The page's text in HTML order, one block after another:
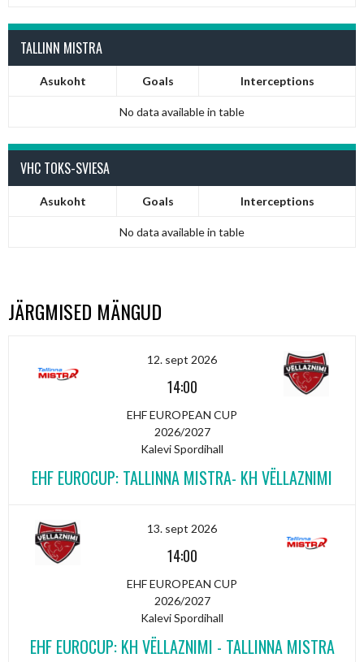
TALLINN MISTRA
Asukoht Goals Interceptions
No data available in table
VHC TOKS-SVIESA
Asukoht Goals Interceptions
No data available in table
JÄRGMISED MÄNGUD
12. sept 2026
14:00
EHF EUROPEAN CUP
2026/2027
Kalevi Spordihall
EHF EUROCUP: TALLINNA MISTRA- KH VËLLAZNIMI
13. sept 2026
14:00
EHF EUROPEAN CUP
2026/2027
Kalevi Spordihall
EHF EUROCUP: KH VËLLAZNIMI - TALLINNA MISTRA